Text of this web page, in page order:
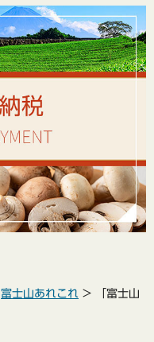
富士山あれこれ > 「富士山